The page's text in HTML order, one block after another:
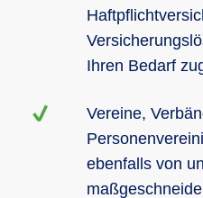
Ihren Bedarf
Vereine,
ebenfalls von